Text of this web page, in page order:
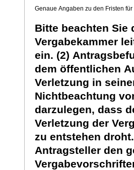
Genaue Angaben zu den Fristen
Bitte beachten Sie
Vergabekammer
ein. (2)
dem öffentlichen
Verletzung in
Nichtbeachtung
darzulegen, dass
Verletzung der
zu entstehen
Antragsteller den